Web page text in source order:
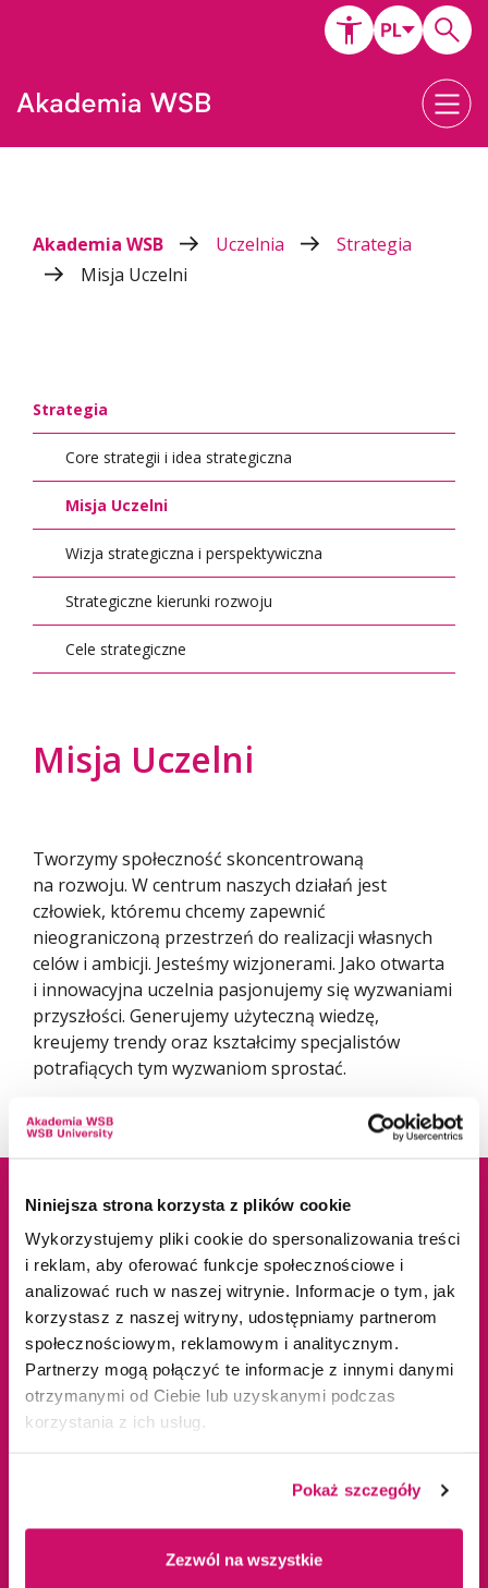
Niniejsza strona korzysta z plików cookie
Wykorzystujemy pliki cookie do spersonalizowania treści
i reklam, aby oferować funkcje społecznościowe i
analizować ruch w naszej witrynie. Informacje o tym, jak
korzystasz z naszej witryny, udostępniamy partnerom
społecznościowym, reklamowym i analitycznym.
Partnerzy mogą połączyć te informacje z innymi danymi
otrzymanymi od Ciebie lub uzyskanymi podczas
korzystania z ich usług.
Pokaż szczegóły
Zezwól na wszystkie
Akademia WSB Uczelnia
Strategia
Misja Uczelni
Strategia
Core strategii i idea strategiczna
Misja Uczelni
Wizja strategiczna i perspektywiczna
Strategiczne kierunki rozwoju
Cele strategiczne
Misja Uczelni
Tworzymy społeczność skoncentrowaną
na rozwoju. W centrum naszych działań jest
człowiek, któremu chcemy zapewnić
nieograniczoną przestrzeń do realizacji własnych
celów i ambicji. Jesteśmy wizjonerami. Jako otwarta
i innowacyjna uczelnia pasjonujemy się wyzwaniami
przyszłości. Generujemy użyteczną wiedzę,
kreujemy trendy oraz kształcimy specjalistów
potrafiących tym wyzwaniom sprostać.
Dane adresowe
ul. Cieplaka 1C
41-300 Dąbrowa
Górnicza
tel.+48 32 295 93 00
email:info@wsb.edu.pl
Kampusy
Cieszyn
Dąbrowa Górnicza
Gliwice
Jaworzno
Olkusz
Zawiercie